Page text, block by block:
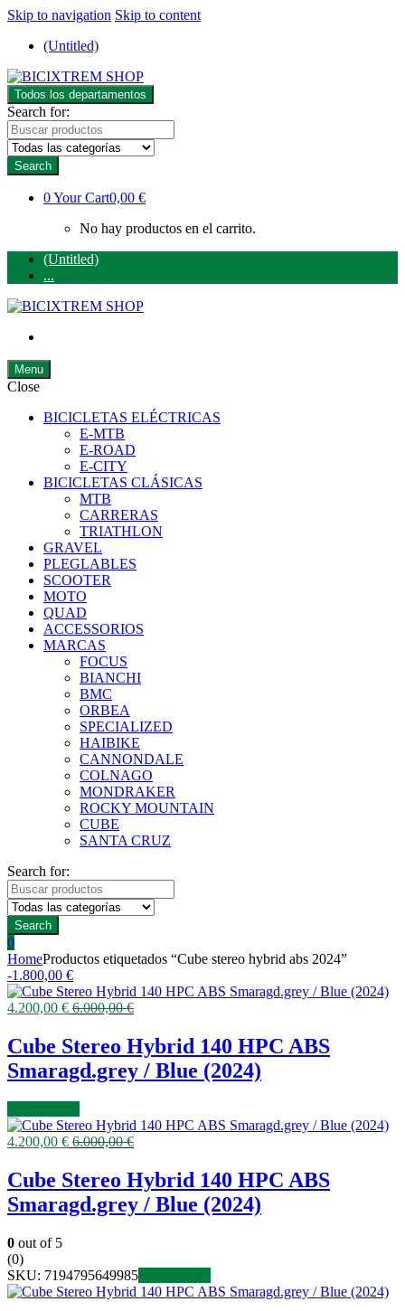
Skip to navigation Skip to content
(Untitled)
Todos los departamentos
Search for:
Search
0Your Cart0,00 €
No hay productos en el carrito.
(Untitled)
...
Menu
Close
BICICLETAS ELÉCTRICAS
E-MTB
E-ROAD
E-CITY
BICICLETAS CLÁSICAS
MTB
CARRERAS
TRIATHLON
GRAVEL
PLEGLABLES
SCOOTER
MOTO
QUAD
ACCESSORIOS
MARCAS
FOCUS
BIANCHI
BMC
ORBEA
SPECIALIZED
HAIBIKE
CANNONDALE
COLNAGO
MONDRAKER
ROCKY MOUNTAIN
CUBE
SANTA CRUZ
Search for:
Search
0
HomeProductos etiquetados “Cube stereo hybrid abs 2024”
-1.800,00 €
4.200,00 € 6.000,00€
Cube Stereo Hybrid 140 HPC ABS
Smaragd.grey / Blue (2024)
4.200,00 € 6.000,00€
Cube Stereo Hybrid 140 HPC ABS
Smaragd.grey / Blue (2024)
0 out of 5
(0)
SKU: 7194795649985